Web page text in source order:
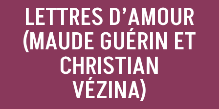
LETTRES D’AMOUR
(MAUDE GUÉRIN ET
CHRISTIAN
VÉZINA)